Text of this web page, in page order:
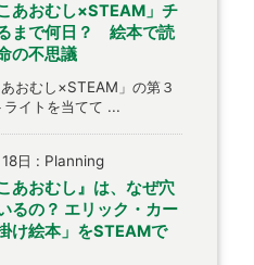
あおむし×STEAM」チ
まで何日？ 絵本で読
の不思議
あおむし×STEAM」の第３
イトを当てて ...
日 : Planning
あおむし』は、なぜ穴
るの？ エリック・カー
け絵本」をSTEAMで